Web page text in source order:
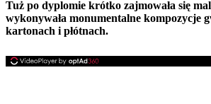
Tuż po dyplomie krótko zajmowała się
wykonywała monumentalne kompozycje
kartonach i płótnach.